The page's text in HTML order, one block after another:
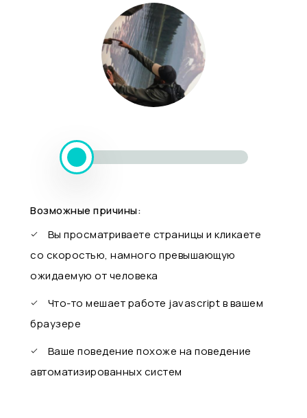
Возможные причины:
Вы просматриваете страницы и кликаете
со скоростью, намного превышающую
ожидаемую от человека
Что-то мешает работе javascript в вашем
браузере
Ваше поведение похоже на поведение
автоматизированных систем